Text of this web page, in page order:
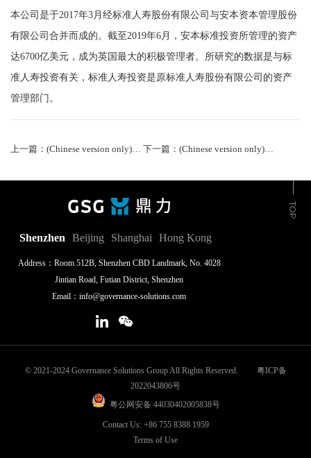
本公司是于2017年3月经标准人寿股份有限公司与安本资本管理股份
有限公司合并而成的。截至2019年6月，安本标准投资所管理的资产
达6700亿美元，成为英国最大的积极管理者。所研究的数据是与标
准人寿投资有关，标准人寿投资是原标准人寿股份有限公司的资产
管理部门。
上一篇：(Chinese version only)疫情期间，上市公司董事会“云会议”怎么开才有效 下一篇：(Chinese version only)退市新规力度空前，上市公司加强治理刻不容缓
Shenzhen Beijing Shanghai Hong Kong
Address：Room 512B, Shenzhen CBD Landmark, No. 4028
Jintian Road, Futian District, Shenzhen
Email：info@governance-solutions.com
© 2021-2024 Governance Solutions Group All Rights Reserved.
粤ICP备
2022043806号
粤公网安备 44030402005838号
Contact Us: +86 755 8388 1959
Terms of Use